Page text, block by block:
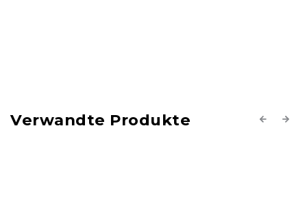
Verwandte Produkte Previous
Next